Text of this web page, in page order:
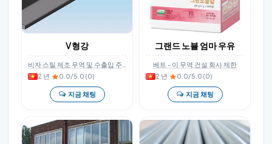
V형강
2 년· 0.0/5.0 (0)
지금 채팅
그랜드 노블 엄마 우유
베트 - 이 무역 건설 회사 제한
2 년· 0.0/5.0 (0)
지금 채팅